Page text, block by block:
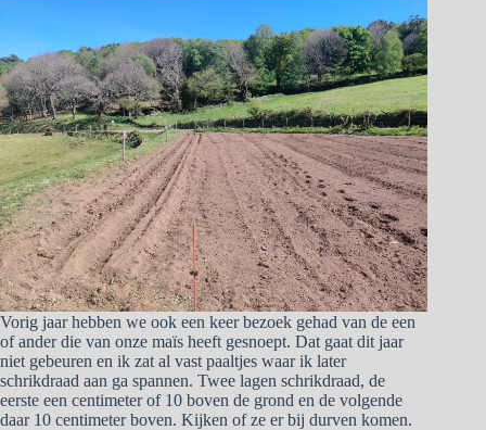
Vorig jaar hebben we ook een keer bezoek gehad van de een
of ander die van onze maïs heeft gesnoept. Dat gaat dit jaar
niet gebeuren en ik zat al vast paaltjes waar ik later
schrikdraad aan ga spannen. Twee lagen schrikdraad, de
eerste een centimeter of 10 boven de grond en de volgende
daar 10 centimeter boven. Kijken of ze er bij durven komen.